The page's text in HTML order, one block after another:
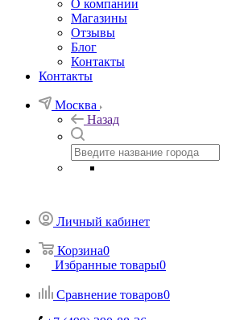
О компании
Магазины
Отзывы
Блог
Контакты
Контакты
Москва
Назад
Личный кабинет
Корзина0
Избранные товары0
Сравнение товаров0